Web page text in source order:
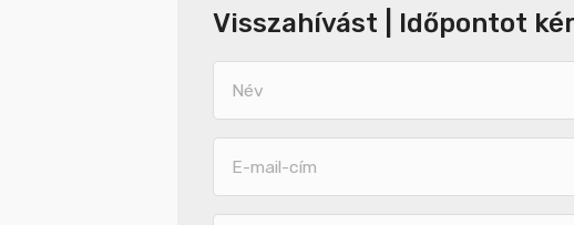
mail-
cím
mail-
cím